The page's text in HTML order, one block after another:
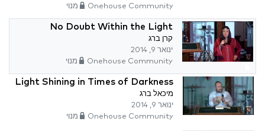
Onehouse Community מנוי
No Doubt Within the Light
קרן ברג
ינואר 9, 2014
Onehouse Community מנוי
Light Shining in Times of Darkness
מיכאל ברג
ינואר 9, 2014
Onehouse Community מנוי